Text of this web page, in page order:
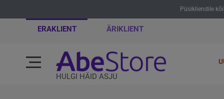
Püsikliendile
ERAKLIENT ÄRIKLIENT
HULGI HÄID ASJU